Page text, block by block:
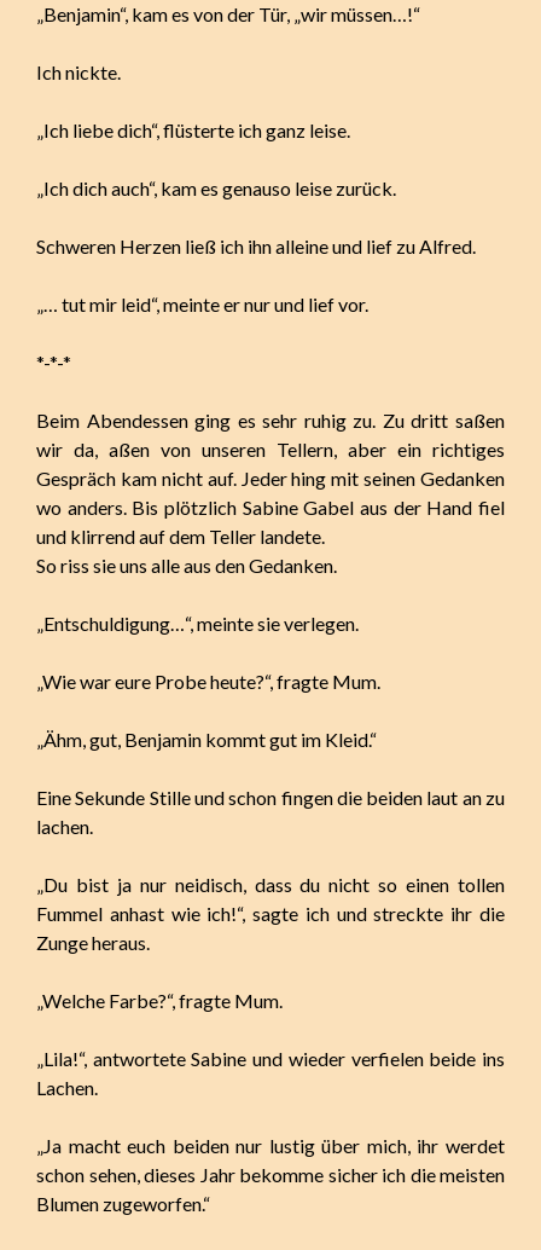
„Benjamin“, kam es von der Tür, „wir müssen…!“
Ich nickte.
„Ich liebe dich“, flüsterte ich ganz leise.
„Ich dich auch“, kam es genauso leise zurück.
Schweren Herzen ließ ich ihn alleine und lief zu Alfred.
„… tut mir leid“, meinte er nur und lief vor.
*-*-*
Beim Abendessen ging es sehr ruhig zu. Zu dritt saßen
wir da, aßen von unseren Tellern, aber ein richtiges
Gespräch kam nicht auf. Jeder hing mit seinen Gedanken
wo anders. Bis plötzlich Sabine Gabel aus der Hand fiel
und klirrend auf dem Teller landete.
So riss sie uns alle aus den Gedanken.
„Entschuldigung…“, meinte sie verlegen.
„Wie war eure Probe heute?“, fragte Mum.
„Ähm, gut, Benjamin kommt gut im Kleid.“
Eine Sekunde Stille und schon fingen die beiden laut an zu
lachen.
„Du bist ja nur neidisch, dass du nicht so einen tollen
Fummel anhast wie ich!“, sagte ich und streckte ihr die
Zunge heraus.
„Welche Farbe?“, fragte Mum.
„Lila!“, antwortete Sabine und wieder verfielen beide ins
Lachen.
„Ja macht euch beiden nur lustig über mich, ihr werdet
schon sehen, dieses Jahr bekomme sicher ich die meisten
Blumen zugeworfen.“